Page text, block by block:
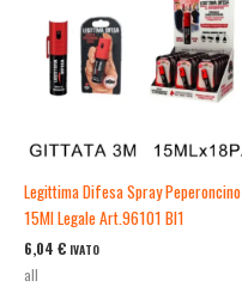
Legittima Difesa Spray Peperoncino
15Ml Legale Art.96101 Bl1
6,04 € IVATO
all